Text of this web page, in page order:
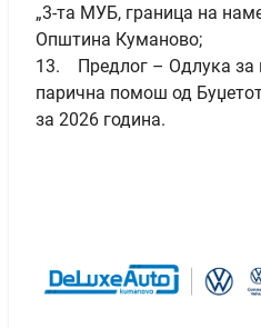
„3-та МУБ, граница на
Општина Куманово;
13. Предлог – Одлука за
парична помош од
за 2026 година.